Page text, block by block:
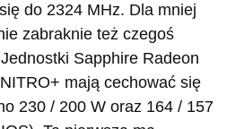
do 2324 MHz. Dla mniej
zabraknie też czegoś
Sapphire Radeon
mają cechować się
230 / 200 W oraz 164 / 157